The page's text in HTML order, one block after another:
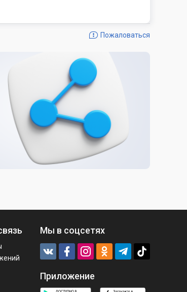
Пожаловаться
Мы в соцсетях
Приложение